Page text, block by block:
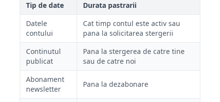
Tip de date
Durata pastrarii
Datele
contului
Cat timp contul este activ sau
pana la solicitarea stergerii
Continutul
publicat
Pana la stergerea de catre tine
sau de catre noi
Abonament
newsletter
Pana la dezabonare